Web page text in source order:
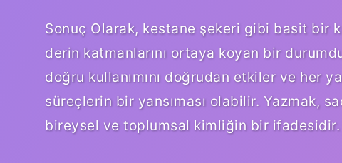
Sonuç Olarak, kestane şekeri gibi basit bir
derin katmanlarını ortaya koyan bir
doğru kullanımını doğrudan etkiler ve her
süreçlerin bir yansıması olabilir. Yazmak,
bireysel ve toplumsal kimliğin bir ifadesidir.